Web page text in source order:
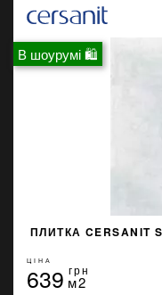
В шоурумі 🛍
ПЛИТКА CERSANIT
ЦІНА
639 грн
м2